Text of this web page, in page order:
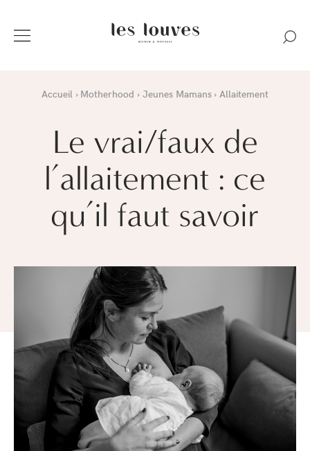
Accueil Motherhood Jeunes Mamans Allaitement
Le vrai/faux de
l’allaitement : ce
qu’il faut savoir